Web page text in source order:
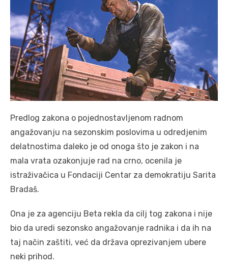
Predlog zakona o pojednostavljenom radnom
angažovanju na sezonskim poslovima u odredjenim
delatnostima daleko je od onoga što je zakon i na
mala vrata ozakonjuje rad na crno, ocenila je
istraživačica u Fondaciji Centar za demokratiju Sarita
Bradaš.
Ona je za agenciju Beta rekla da cilj tog zakona i nije
bio da uredi sezonsko angažovanje radnika i da ih na
taj način zaštiti, već da država oprezivanjem ubere
neki prihod.